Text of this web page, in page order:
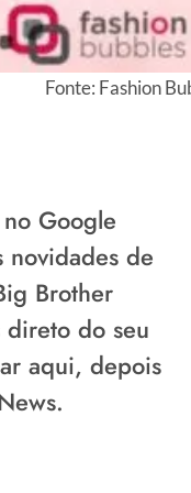
Fonte: Fashion
Google
novidades de
Brother
do seu
aqui, depois